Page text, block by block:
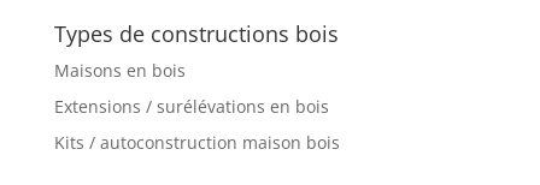
Types de constructions bois
Maisons en bois
Extensions / surélévations en bois
Kits / autoconstruction maison bois